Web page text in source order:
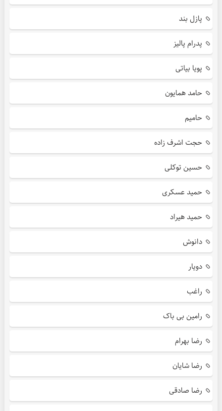
پازل بند
پدرام پالیز
پویا بیاتی
حامد همایون
حامیم
حجت اشرف زاده
حسین توکلی
حمید عسکری
حمید هیراد
دانوش
دویار
راغب
رامین بی باک
رضا بهرام
رضا شایان
رضا صادقی